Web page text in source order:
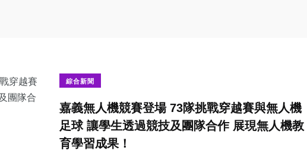
綜合新聞
嘉義無人機競賽登場 73隊挑戰穿越賽與無人機
足球 讓學生透過競技及團隊合作 展現無人機教
育學習成果！